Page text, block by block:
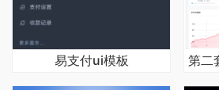
易支付ui模板